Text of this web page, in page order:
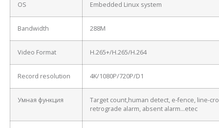
OS Embedded Linux system
Bandwidth 288M
Video Format H.265+/H.265/H.264
Record resolution 4K/1080P/720P/D1
Умная функция
Target count,human detect, e-fence, line-
retrograde alarm, absent alarm…etec